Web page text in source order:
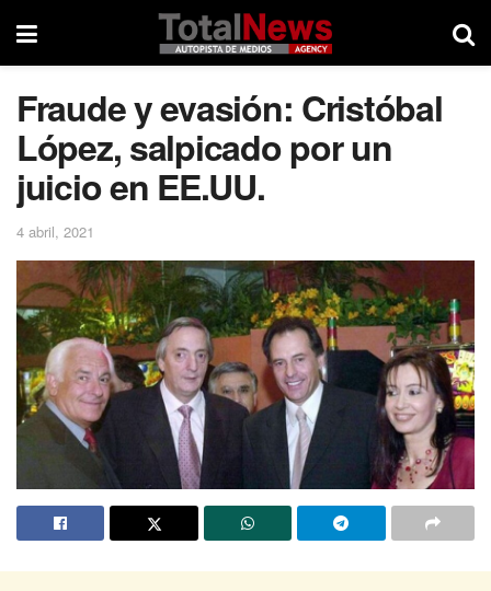
Fraude y evasión: Cristóbal
López, salpicado por un
juicio en EE.UU.
4 abril, 2021